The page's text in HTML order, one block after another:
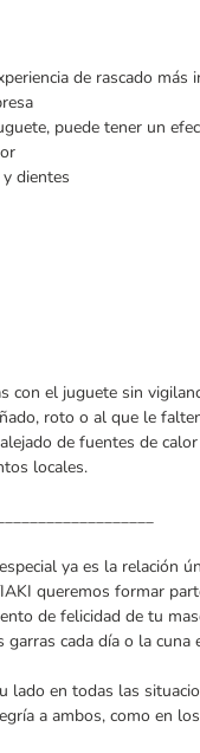
de rascado más
puede tener un
dientes
con el juguete sin
roto o al que le
de fuentes de
locales.
ya es la relación
queremos formar
de felicidad de tu
cada día o la
lado en todas las
a ambos, como en